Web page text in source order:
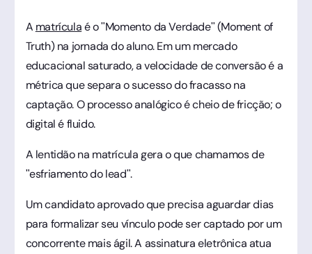
A matrículaé o "Momento da Verdade" (Moment of
Truth) na jornada do aluno. Em um mercado
educacional saturado, a velocidade de conversão é a
métrica que separa o sucesso do fracasso na
captação. O processo analógico é cheio de fricção; o
digital é fluido.
A lentidão na matrícula gera o que chamamos de
"esfriamento do lead".
Um candidato aprovado que precisa aguardar dias
para formalizar seu vínculo pode ser captado por um
concorrente mais ágil. A assinatura eletrônica atua